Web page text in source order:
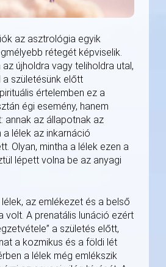
az asztrológia egyik
rétegét képviselik.
újholdra vagy teliholdra utal,
a születésünk előtt
értelemben ez a
égi esemény, hanem
annak az állapotnak az
a lélek az inkarnáció
Olyan, mintha a lélek ezen a
lépett volna be az anyagi
az emlékezet és a belső
volt. A prenatális lunáció ezért
a születés előtt,
a kozmikus és a földi lét
a lélek még emlékszik